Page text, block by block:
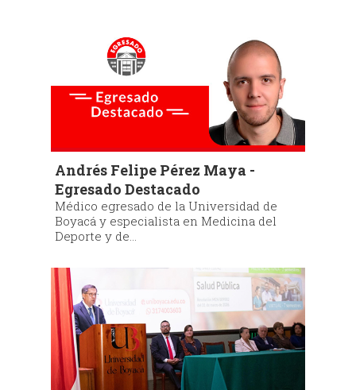
Andrés Felipe Pérez Maya -
Egresado Destacado
Médico egresado de la Universidad de
Boyacá y especialista en Medicina del
Deporte y de...